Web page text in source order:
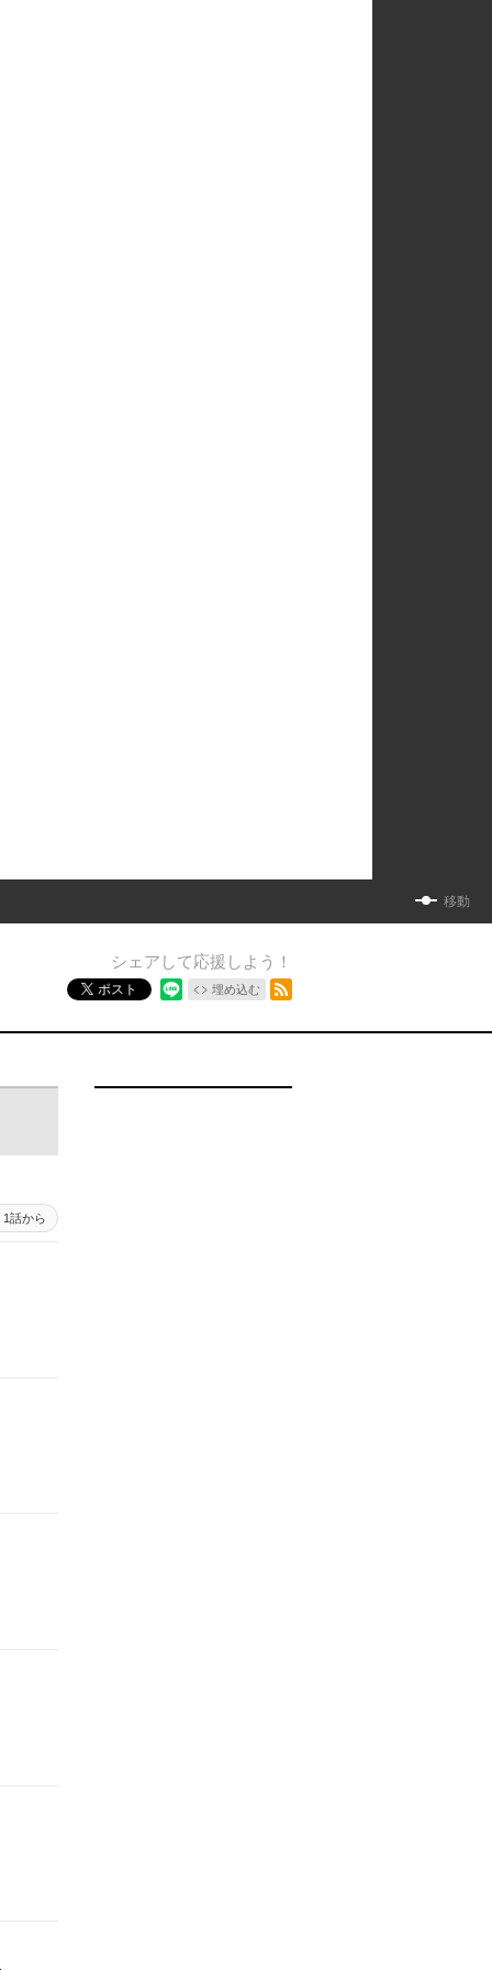
移動
シェアして応援しよう！
ポスト 埋め込む
1話から